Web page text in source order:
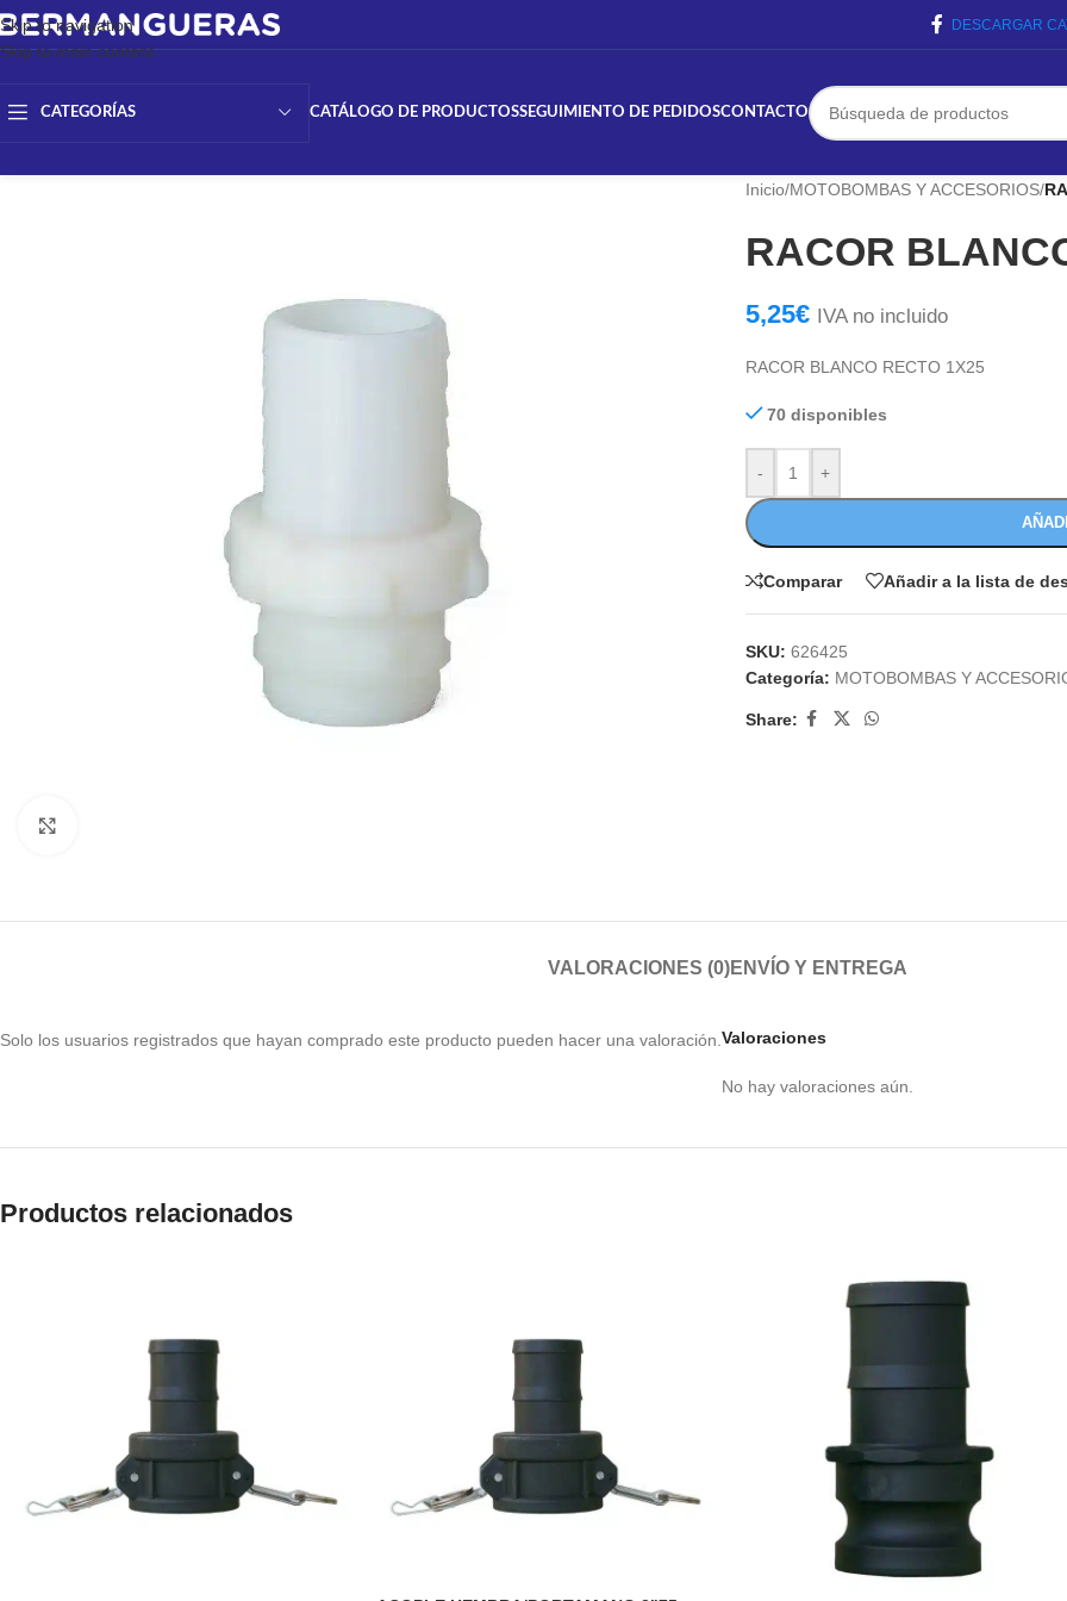
Skip to navigation
Skip to main content
DESCARGAR
CATEGORÍAS CATÁLOGO DE PRODUCTOSSEGUIMIENTO DE PEDIDOSCONTACTO
Inicio/MOTOBOMBAS Y ACCESORIOS/
RACOR
5,25€ IVA no incluido
RACOR BLANCO RECTO 1X25
70 disponibles
- +
Comparar Añadir a la lista de
SKU: 626425
Categoría: MOTOBOMBAS Y
Share:
VALORACIONES (0)ENVÍO Y ENTREGA
Valoraciones
No hay valoraciones aún.
Solo los usuarios registrados que hayan comprado este producto pueden hacer una valoración.
Productos relacionados